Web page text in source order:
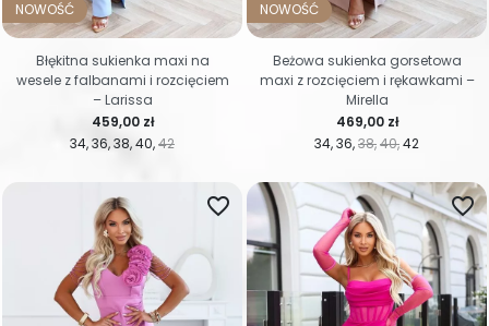
NOWOŚĆ
34 36 38 40 42
Cena
459,00 zł
Błękitna sukienka maxi na
wesele z falbanami i rozcięciem
– Larissa
NOWOŚĆ
34 36 38 40 42
Cena
469,00 zł
Beżowa sukienka gorsetowa
maxi z rozcięciem i rękawkami –
Mirella
favorite_border favorite_border